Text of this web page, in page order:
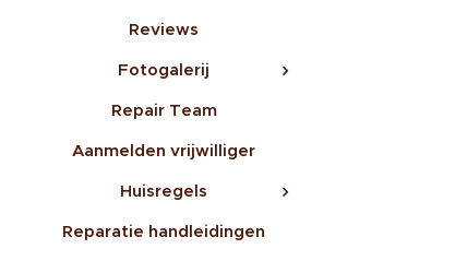
Reviews
Fotogalerij
Repair Team
Aanmelden vrijwilliger
Huisregels
Reparatie handleidingen